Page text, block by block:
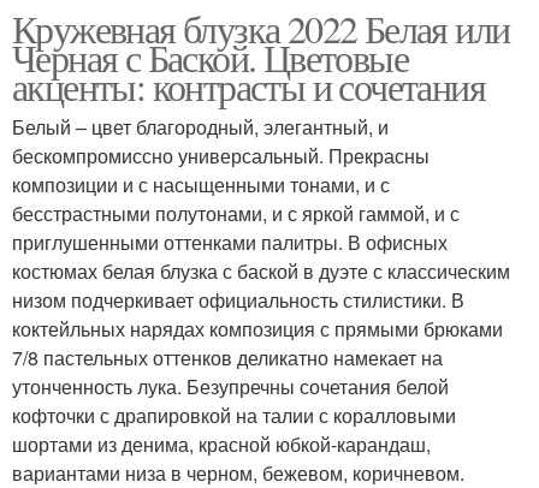
Кружевная блузка 2022 Белая или
Черная с Баской. Цветовые
акценты: контрасты и сочетания
Белый – цвет благородный, элегантный, и
бескомпромиссно универсальный. Прекрасны
композиции и с насыщенными тонами, и с
бесстрастными полутонами, и с яркой гаммой, и с
приглушенными оттенками палитры. В офисных
костюмах белая блузка с баской в дуэте с классическим
низом подчеркивает официальность стилистики. В
коктейльных нарядах композиция с прямыми брюками
7/8 пастельных оттенков деликатно намекает на
утонченность лука. Безупречны сочетания белой
кофточки с драпировкой на талии с коралловыми
шортами из денима, красной юбкой-карандаш,
вариантами низа в черном, бежевом, коричневом.